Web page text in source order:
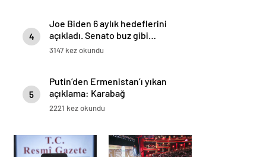
4
Joe Biden 6 aylık hedeflerini
açıkladı. Senato buz gibi…
3147 kez okundu
5
Putin’den Ermenistan’ı yıkan
açıklama: Karabağ
Azerbaycan’ın ayrılmaz bir
2221 kez okundu